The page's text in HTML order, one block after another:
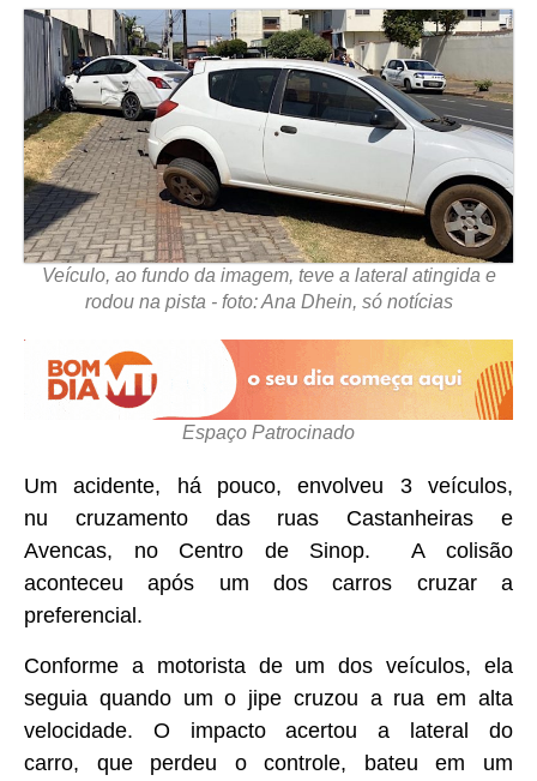
Veículo, ao fundo da imagem, teve a lateral atingida e
rodou na pista - foto: Ana Dhein, só notícias
Espaço Patrocinado
Um acidente, há pouco, envolveu 3 veículos,
nu cruzamento das ruas Castanheiras e
Avencas, no Centro de Sinop. A colisão
aconteceu após um dos carros cruzar a
preferencial.
Conforme a motorista de um dos veículos, ela
seguia quando um o jipe cruzou a rua em alta
velocidade. O impacto acertou a lateral do
carro, que perdeu o controle, bateu em um